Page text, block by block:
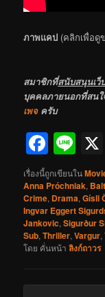
ภาพแคป (คลิกเพื่อดู
สมาชิกที่สนับสนุนเว็
บุคคลภายนอกที่สน
เพจครับ
เรื่องนี้ถูกเขียนใน
Anna Próchniak,
Crime, Drama,Gísli
Ingvar Eggert
Jankovic,Sigurður
Sub,Thriller,Vargur,
โดย คั่นหน้าลิงก์ถาวร